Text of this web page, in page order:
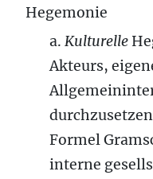
Hegemonie
a. Kulturelle
Akteurs,
Formel
interne